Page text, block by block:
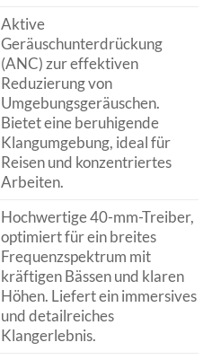
Aktive
Geräuschunterdrückung
(ANC) zur effektiven
Reduzierung von
Umgebungsgeräuschen.
Bietet eine beruhigende
Klangumgebung, ideal für
Reisen und konzentriertes
Arbeiten.
Hochwertige 40-mm-Treiber,
optimiert für ein breites
Frequenzspektrum mit
kräftigen Bässen und klaren
Höhen. Liefert ein immersives
und detailreiches
Klangerlebnis.